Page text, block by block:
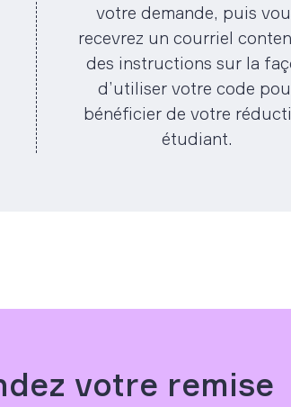
votre demande, puis
recevrez un courriel
des instructions sur la
d’utiliser votre code
bénéficier de votre
étudiant.
votre remise